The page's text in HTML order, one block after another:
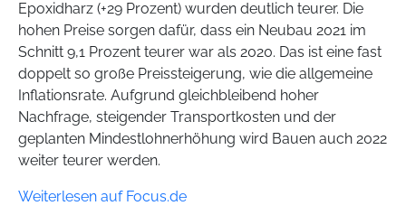
Epoxidharz (+29 Prozent) wurden deutlich teurer. Die
hohen Preise sorgen dafür, dass ein Neubau 2021 im
Schnitt 9,1 Prozent teurer war als 2020. Das ist eine fast
doppelt so große Preissteigerung, wie die allgemeine
Inflationsrate. Aufgrund gleichbleibend hoher
Nachfrage, steigender Transportkosten und der
geplanten Mindestlohnerhöhung wird Bauen auch 2022
weiter teurer werden.
Weiterlesen auf Focus.de